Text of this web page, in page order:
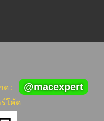
ด :
@macexpert
โค้ด